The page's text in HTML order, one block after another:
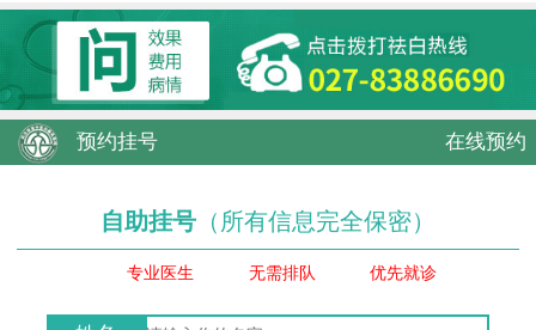
预约挂号 在线预约
自助挂号 （所有信息完全保密）
专业医生 无需排队 优先就诊